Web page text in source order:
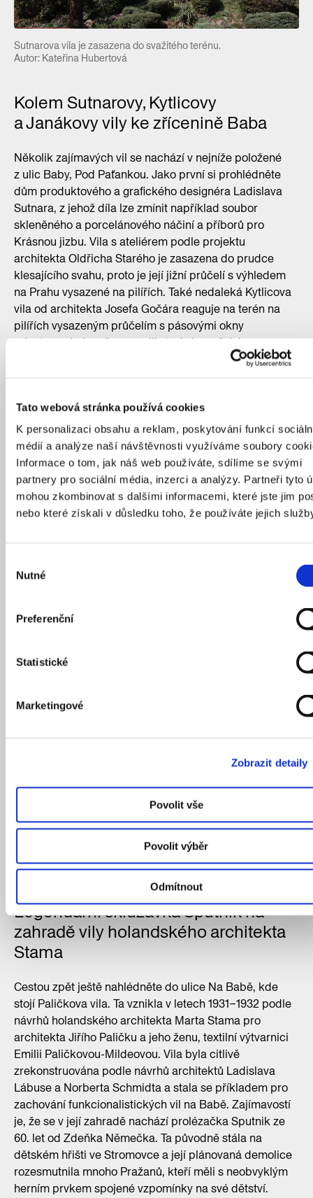
Tato webová stránka používá cookies
K personalizaci obsahu a reklam, poskytování funkcí
médií a analýze naší návštěvnosti využíváme soubory
Informace o tom, jak náš web používáte, sdílíme se svými
partnery pro sociální média, inzerci a analýzy. Partneři tyto
mohou zkombinovat s dalšími informacemi, které jste jim
nebo které získali v důsledku toho, že používáte jejich
souhlasu
Nutné
Preferenční
Statistické
Marketingové
Zobrazit detaily
Povolit vše
Povolit výběr
Odmítnout
Sutnarova vila je zasazena do svažitého terénu.
Autor: Kateřina Hubertová
Kolem Sutnarovy, Kytlicovy
a Janákovy vily ke zřícenině Baba
Několik zajímavých vil se nachází v nejníže položené
z ulic Baby, Pod Paťankou. Jako první si prohlédněte
dům produktového a grafického designéra Ladislava
Sutnara, z jehož díla lze zmínit například soubor
skleněného a porcelánového náčiní a příborů pro
Krásnou jizbu. Vila s ateliérem podle projektu
architekta Oldřicha Starého je zasazena do prudce
klesajícího svahu, proto je její jižní průčelí s výhledem
na Prahu vysazené na pilířích. Také nedaleká Kytlicova
vila od architekta Josefa Gočára reaguje na terén na
pilířích vysazeným průčelím s pásovými okny
orientovanými směrem na jih, tedy k pražskému
urbanistického plánu čtvrti Pavel Janák, který se pro její
návrh nechal inspirovat prostorovým plánem architekta
Adolfa Loose. Jednoduchý bílý kubus doplnil
odsazeným horním patrem otevřeným na terasu.
Podívejte se ale také na druhou stranu ulice. Kromě
tolik ceněných výhledů na Pražský hrad si tu můžete
všimnout také vinice bující na místě, kde má pěstování
révy tradici již od roku 1562. Na okraji skály nad údolím
Podbabu, Stromovku s Trojským mostem či na
Romantická zřícenina Baba je oblíbeným cílem procházek.
Autor: Kateřina Hubertová
Legendární skluzavka Sputnik na
zahradě vily holandského architekta
Stama
Cestou zpět ještě nahlédněte do ulice Na Babě, kde
stojí Paličkova vila. Ta vznikla v letech 1931–1932 podle
návrhů holandského architekta Marta Stama pro
architekta Jiřího Paličku a jeho ženu, textilní výtvarnici
Emilii Paličkovou-Mildeovou. Vila byla citlivě
zrekonstruována podle návrhů architektů Ladislava
Lábuse a Norberta Schmidta a stala se příkladem pro
zachování funkcionalistických vil na Babě. Zajímavostí
je, že se v její zahradě nachází prolézačka Sputnik ze
60. let od Zdeňka Němečka. Ta původně stála na
dětském hřišti ve Stromovce a její plánovaná demolice
rozesmutnila mnoho Pražanů, kteří měli s neobvyklým
herním prvkem spojené vzpomínky na své dětství.